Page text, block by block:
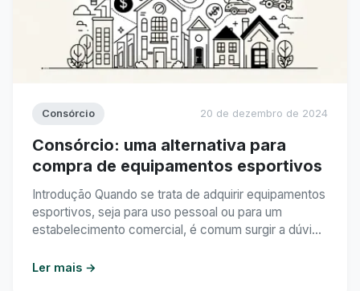
Consórcio 20 de dezembro de 2024
Consórcio: uma alternativa para
compra de equipamentos esportivos
Introdução Quando se trata de adquirir equipamentos
esportivos, seja para uso pessoal ou para um
estabelecimento comercial, é comum surgir a dúvida
uma alternativa que tem se destacado nesse
Ler mais →